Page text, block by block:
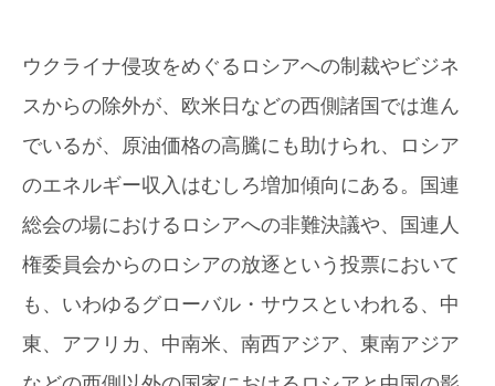
ウクライナ侵攻をめぐるロシアへの制裁やビジネ
スからの除外が、欧米日などの西側諸国では進ん
でいるが、原油価格の高騰にも助けられ、ロシア
のエネルギー収入はむしろ増加傾向にある。国連
総会の場におけるロシアへの非難決議や、国連人
権委員会からのロシアの放逐という投票において
も、いわゆるグローバル・サウスといわれる、中
東、アフリカ、中南米、南西アジア、東南アジア